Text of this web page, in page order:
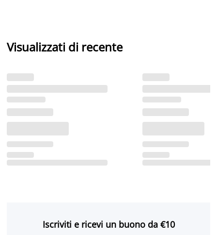
Visualizzati di recente
Iscriviti e ricevi un buono da €10